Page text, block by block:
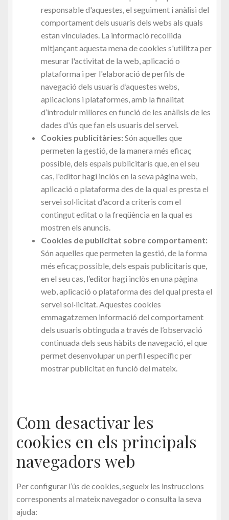
responsable d'aquestes, el seguiment i anàlisi del
comportament dels usuaris dels webs als quals
estan vinculades. La informació recollida
mitjançant aquesta mena de cookies s'utilitza per
mesurar l'activitat de la web, aplicació o
plataforma i per l'elaboració de perfils de
navegació dels usuaris d’aquestes webs,
aplicacions i plataformes, amb la finalitat
d’introduir millores en funció de les anàlisis de les
dades d'ús que fan els usuaris del servei.
Cookies publicitàries:Són aquelles que
permeten la gestió, de la manera més eficaç
possible, dels espais publicitaris que, en el seu
cas, l'editor hagi inclòs en la seva pàgina web,
aplicació o plataforma des de la qual es presta el
servei sol·licitat d'acord a criteris com el
contingut editat o la freqüència en la qual es
mostren els anuncis.
Cookies de publicitat sobre comportament:
Són aquelles que permeten la gestió, de la forma
més eficaç possible, dels espais publicitaris que,
en el seu cas, l’editor hagi inclòs en una pàgina
web, aplicació o plataforma des del qual presta el
servei sol·licitat. Aquestes cookies
emmagatzemen informació del comportament
dels usuaris obtinguda a través de l’observació
continuada dels seus hàbits de navegació, el que
permet desenvolupar un perfil específic per
mostrar publicitat en funció del mateix.
Com desactivar les
cookies en els principals
navegadors web
Per configurar l’ús de cookies, segueix les instruccions
corresponents al mateix navegador o consulta la seva
ajuda: